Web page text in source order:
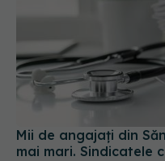
Mii de angajați din
mai mari. Sindicatele